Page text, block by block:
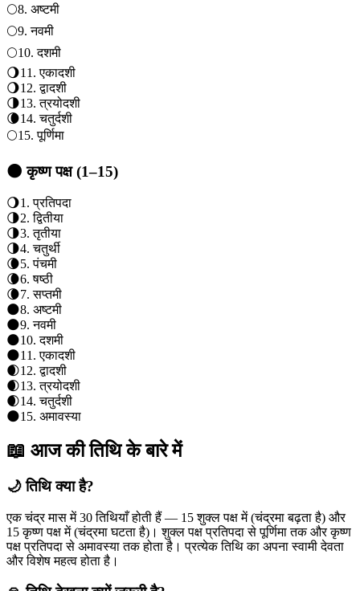
🌕8. अष्टमी
🌕9.नवमी
🌕10.दशमी
🌖11 .एकादशी
🌖12.द्वादशी
🌗13.त्रयोदशी
🌘14.चतुर्दशी
🌕15.पूर्णिमा
🌑 कृष्ण पक्ष (1–15)
🌖1 .प्रतिपदा
🌗2.द्वितीया
🌗3.तृतीया
🌗4.चतुर्थी
🌘5.पंचमी
🌘6.षष्ठी
🌘7.सप्तमी
🌑8. अष्टमी
🌑9.नवमी
🌑10.दशमी
🌑11 .एकादशी
🌒12.द्वादशी
🌒13.त्रयोदशी
🌒14.चतुर्दशी
🌑15. अमावस्या
📖 आज की तिथि के बारे में
🌙 तिथि क्या है?
एक चंद्र मास में 30 तिथियाँ होती हैं — 15 शुक्ल पक्ष में (चंद्रमा बढ़ता है) और
15 कृष्ण पक्ष में (चंद्रमा घटता है)। शुक्ल पक्ष प्रतिपदा से पूर्णिमा तक और कृष्ण
पक्ष प्रतिपदा से अमावस्या तक होता है। प्रत्येक तिथि का अपना स्वामी देवता
और विशेष महत्व होता है।